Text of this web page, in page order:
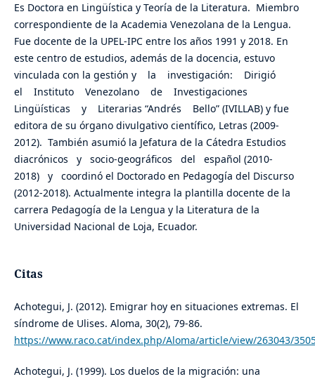
Es Doctora en Lingüística y Teoría de la Literatura. Miembro
correspondiente de la Academia Venezolana de la Lengua.
Fue docente de la UPEL-IPC entre los años 1991 y 2018. En
este centro de estudios, además de la docencia, estuvo
vinculada con la gestión y la investigación: Dirigió
el Instituto Venezolano de Investigaciones
Lingüísticas y Literarias “Andrés Bello” (IVILLAB) y fue
editora de su órgano divulgativo científico, Letras (2009-
2012). También asumió la Jefatura de la Cátedra Estudios
diacrónicos y socio-geográficos del español (2010-
2018) y coordinó el Doctorado en Pedagogía del Discurso
(2012-2018). Actualmente integra la plantilla docente de la
carrera Pedagogía de la Lengua y la Literatura de la
Universidad Nacional de Loja, Ecuador.
Citas
Achotegui, J. (2012). Emigrar hoy en situaciones extremas. El
síndrome de Ulises. Aloma, 30(2), 79-86.
https://www.raco.cat/index.php/Aloma/article/view/263043/
Achotegui, J. (1999). Los duelos de la migración: una